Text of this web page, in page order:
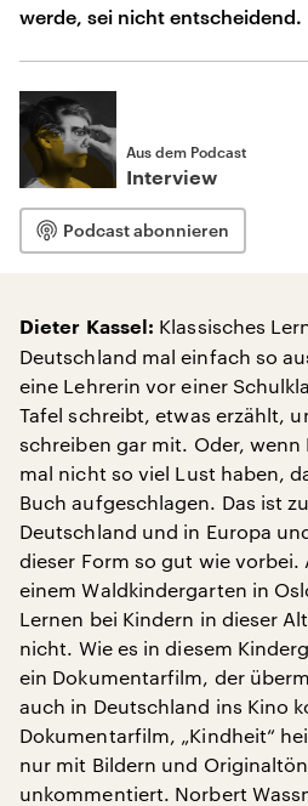
werde, sei nicht entscheidend.
Aus dem Podcast
Interview
Podcast abonnieren
Dieter Kassel: Klassisches
Deutschland mal einfach so
eine Lehrerin vor einer
Tafel schreibt, etwas erzählt,
schreiben gar mit. Oder, wenn
mal nicht so viel Lust haben,
Buch aufgeschlagen. Das ist
Deutschland und in Europa
dieser Form so gut wie vorbei.
einem Waldkindergarten in
Lernen bei Kindern in dieser
nicht. Wie es in diesem
ein Dokumentarfilm, der
auch in Deutschland ins Kino
Dokumentarfilm, „Kindheit“
nur mit Bildern und
unkommentiert. Norbert